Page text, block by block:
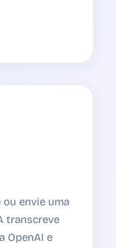
envie uma
transcreve
OpenAI e